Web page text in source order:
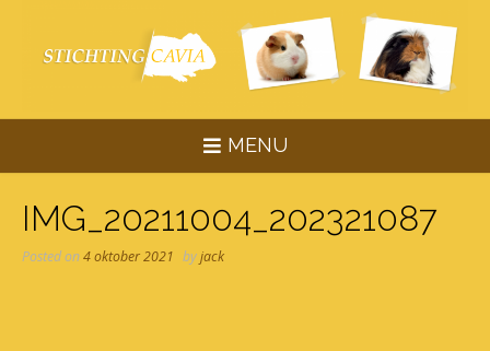
content
MENU
IMG_20211004_202321087
Posted on4 oktober 2021 byjack